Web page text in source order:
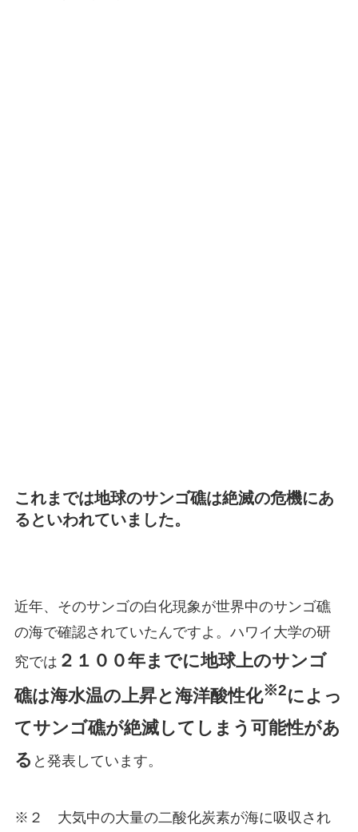
これまでは地球のサンゴ礁は絶滅の危機にあ
るといわれていました。
近年、そのサンゴの白化現象が世界中のサンゴ礁
の海で確認されていたんですよ。ハワイ大学の研
究では ２１００年までに地球上のサンゴ
礁は海水温の上昇と海洋酸性化※2によっ
てサンゴ礁が絶滅してしまう可能性があ
る と発表しています。
※２ 大気中の大量の二酸化炭素が海に吸収され